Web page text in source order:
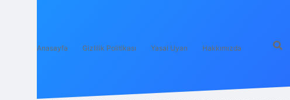
Anasayfa Gizlilik Politikası Yasal Uyarı Hakkımızda